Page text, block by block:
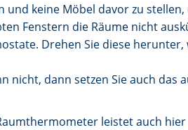
keine Möbel davor zu
Fenstern die Räume nicht
Drehen Sie diese
dann setzen Sie auch das
leistet auch